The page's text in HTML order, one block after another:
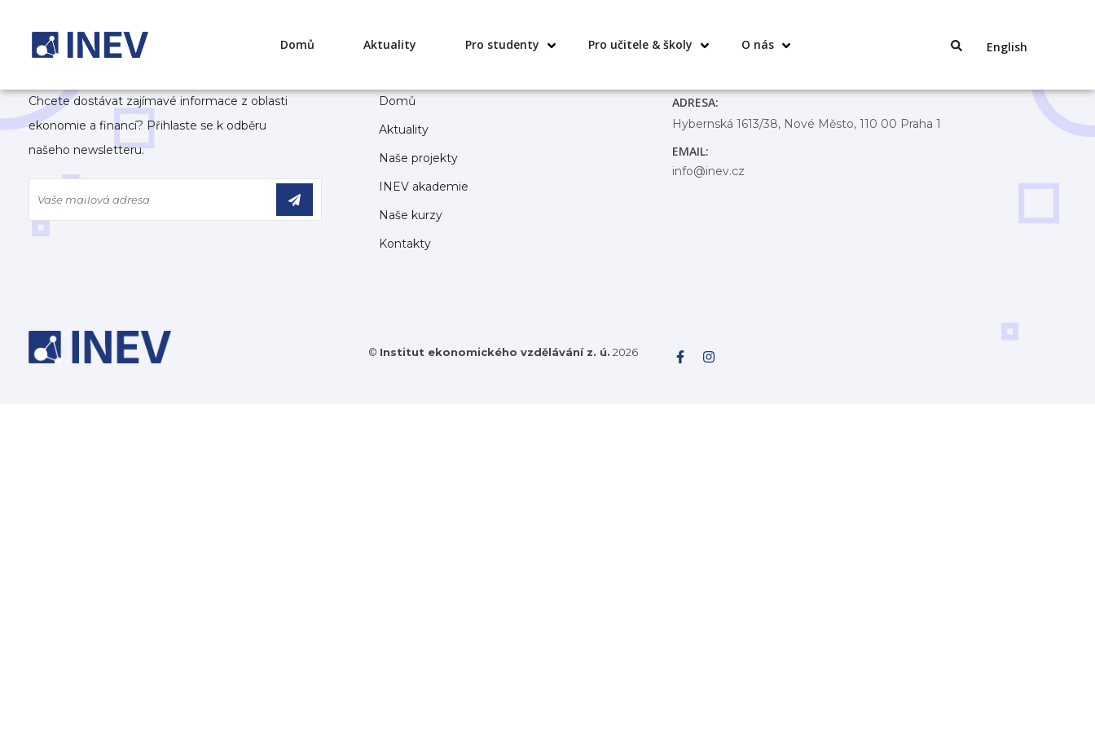
Domů Aktuality Pro studenty Pro učitele & školy O nás English
Chcete dostávat zajímavé informace z oblasti
ekonomie a financí? Přihlaste se k odběru
našeho newsletteru.
Domů
Aktuality
Naše projekty
INEV akademie
Naše kurzy
Kontakty
ADRESA:
Hybernská 1613/38, Nové Město, 110 00 Praha 1
EMAIL:
info@inev.cz
© Institut ekonomického vzdělávání z. ú. 2026